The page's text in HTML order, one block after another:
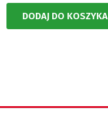
DODAJ DO KOSZYKA